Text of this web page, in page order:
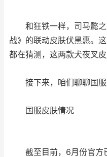
和狂铁一样，司马懿
战》的联动皮肤伏黑惠。
都在猜测，这两款犬夜叉
接下来，咱们聊聊国服
国服皮肤情况
截至目前，6月份官方